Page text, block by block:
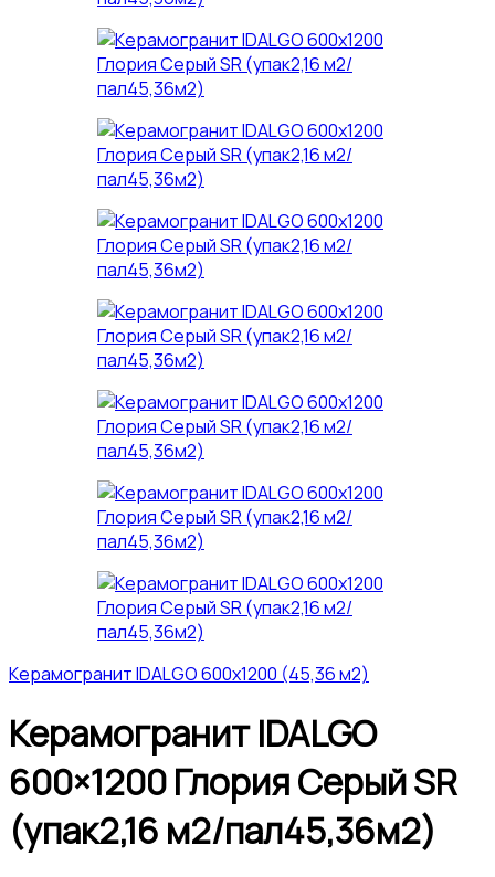
Керамогранит IDALGO 600x1200 (45,36 м2)
Керамогранит IDALGO
600×1200 Глория Серый SR
(упак2,16 м2/пал45,36м2)